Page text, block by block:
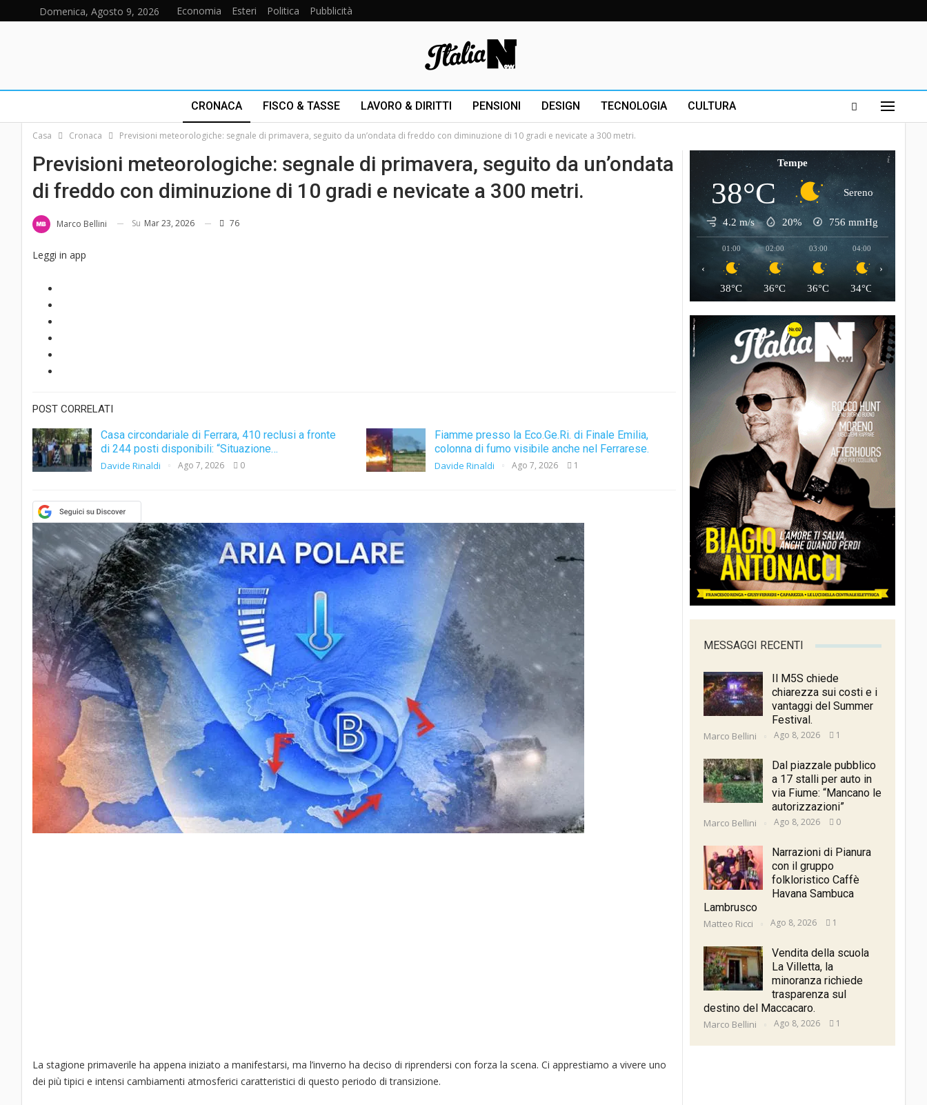
Domenica, Agosto 9, 2026 Economia Esteri Politica Pubblicità
CRONACA FISCO & TASSE LAVORO & DIRITTI PENSIONI DESIGN TECNOLOGIA CULTURA
Casa Cronaca Previsioni meteorologiche: segnale di primavera, seguito da un’ondata di freddo con diminuzione di 10 gradi e nevicate a 300 metri.
Previsioni meteorologiche: segnale di primavera, seguito da un’ondata
di freddo con diminuzione di 10 gradi e nevicate a 300 metri.
Marco Bellini Su Mar 23, 2026 76
Leggi in app
POST CORRELATI
Casa circondariale di Ferrara, 410 reclusi a fronte
di 244 posti disponibili: “Situazione…
Davide Rinaldi Ago 7, 2026 0
Fiamme presso la Eco.Ge.Ri. di Finale Emilia,
colonna di fumo visibile anche nel Ferrarese.
Davide Rinaldi Ago 7, 2026 1
La stagione primaverile ha appena iniziato a manifestarsi, ma l’inverno ha deciso di riprendersi con forza la scena. Ci apprestiamo a vivere uno
dei più tipici e intensi cambiamenti atmosferici caratteristici di questo periodo di transizione.
Tempe
38°C Sereno
4.2 m/s 20% 756 mmHg
01:00
38°C
02:00
36°C
03:00
36°C
04:00
34°C
‹ ›
MESSAGGI RECENTI
Il M5S chiede
chiarezza sui costi e i
vantaggi del Summer
Festival.
Marco Bellini Ago 8, 2026 1
Dal piazzale pubblico
a 17 stalli per auto in
via Fiume: “Mancano le
autorizzazioni”
Marco Bellini Ago 8, 2026 0
Narrazioni di Pianura
con il gruppo
folkloristico Caffè
Havana Sambuca
Lambrusco
Matteo Ricci Ago 8, 2026 1
Vendita della scuola
La Villetta, la
minoranza richiede
trasparenza sul
destino del Maccacaro.
Marco Bellini Ago 8, 2026 1